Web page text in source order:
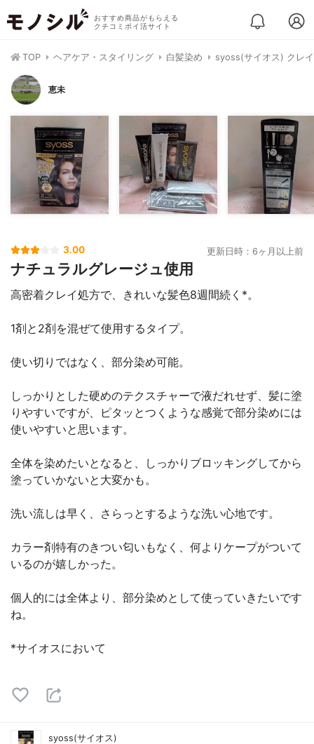
おすすめ商品がもらえる
クチコミポイ活サイト
TOP ヘアケア・スタイリング 白髪染め syoss(サイオス) クレ
恵未
3.00 更新日時：6ヶ月以上前
ナチュラルグレージュ使用
高密着クレイ処方で、きれいな髪色8週間続く*。
1剤と2剤を混ぜて使用するタイプ。
使い切りではなく、部分染め可能。
しっかりとした硬めのテクスチャーで液だれせず、髪に塗
りやすいですが、ピタッとつくような感覚で部分染めには
使いやすいと思います。
全体を染めたいとなると、しっかりブロッキングしてから
塗っていかないと大変かも。
洗い流しは早く、さらっとするような洗い心地です。
カラー剤特有のきつい匂いもなく、何よりケープがついて
いるのが嬉しかった。
個人的には全体より、部分染めとして使っていきたいです
ね。
*サイオスにおいて
syoss(サイオス)